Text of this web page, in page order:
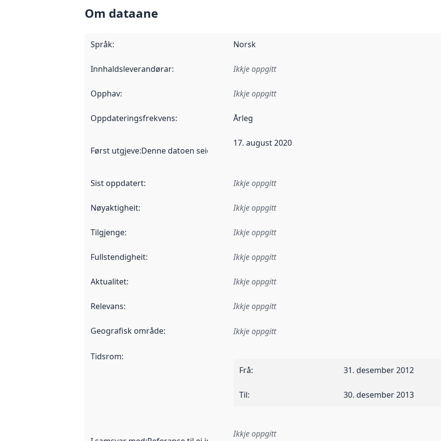
Om dataane
Språk: Norsk
Innhaldsleverandørar: Ikkje oppgitt
Opphav: Ikkje oppgitt
Oppdateringsfrekvens: Årleg
Først utgjeve:Denne datoen seier når dataa i dette datasettet først blei utgitt. Det kan ha
17. august 2020
Sist oppdatert: Ikkje oppgitt
Nøyaktigheit: Ikkje oppgitt
Tilgjenge: Ikkje oppgitt
Fullstendigheit: Ikkje oppgitt
Aktualitet: Ikkje oppgitt
Relevans: Ikkje oppgitt
Geografisk område: Ikkje oppgitt
Tidsrom:
Frå: 31. desember 2012
Til: 30. desember 2013
Ikkje oppgitt